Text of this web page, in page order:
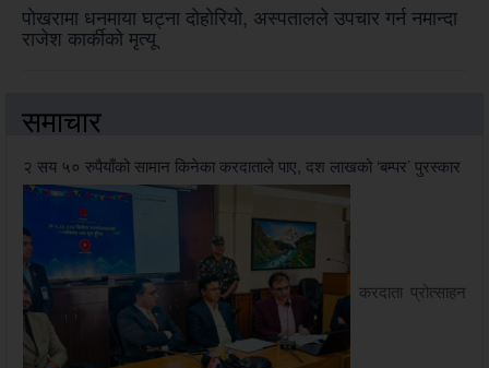
पोखरामा धनमाया घट्ना दोहोरियो, अस्पतालले उपचार गर्न नमान्दा
राजेश कार्कीको मृत्यू
समाचार
२ सय ५० रुपैयाँको सामान किनेका करदाताले पाए, दश लाखको ‘बम्पर’ पुरस्कार
करदाता प्रोत्साहन